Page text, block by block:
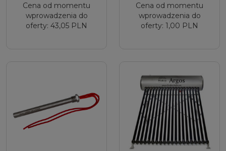
Cena od momentu
wprowadzenia do
oferty: 43,05 PLN
Cena od momentu
wprowadzenia do
oferty: 1,00 PLN